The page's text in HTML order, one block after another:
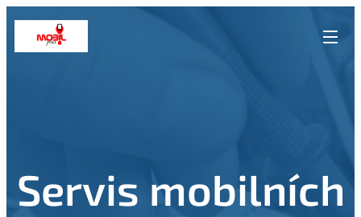
Servis mobilních